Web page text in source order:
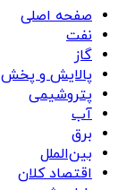
صفحه اصلی
نفت
گاز
پالایش و پخش
پتروشیمی
آب
برق
بین‌الملل
اقتصاد کلان